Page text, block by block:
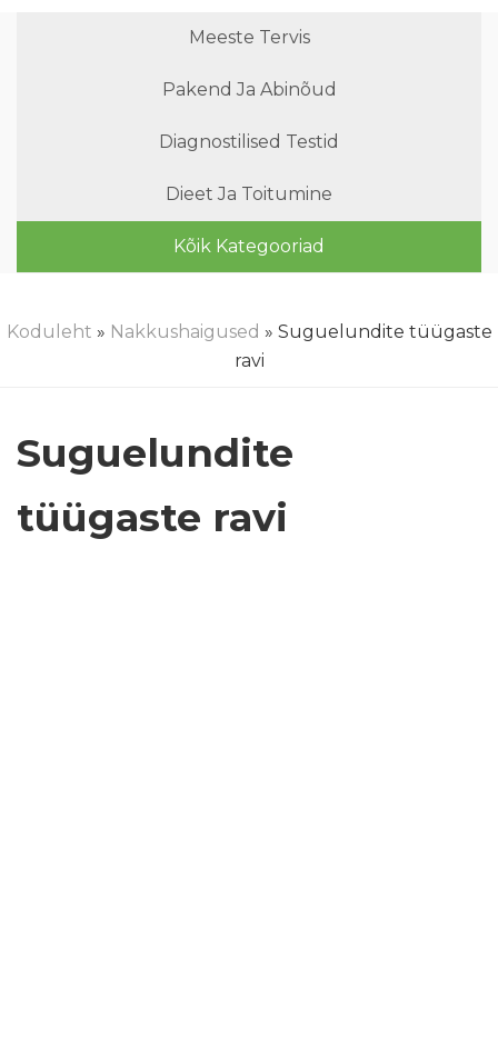
Meeste Tervis
Pakend Ja Abinõud
Diagnostilised Testid
Dieet Ja Toitumine
Kõik Kategooriad
Koduleht » Nakkushaigused » Suguelundite tüügaste
ravi
Suguelundite
tüügaste ravi